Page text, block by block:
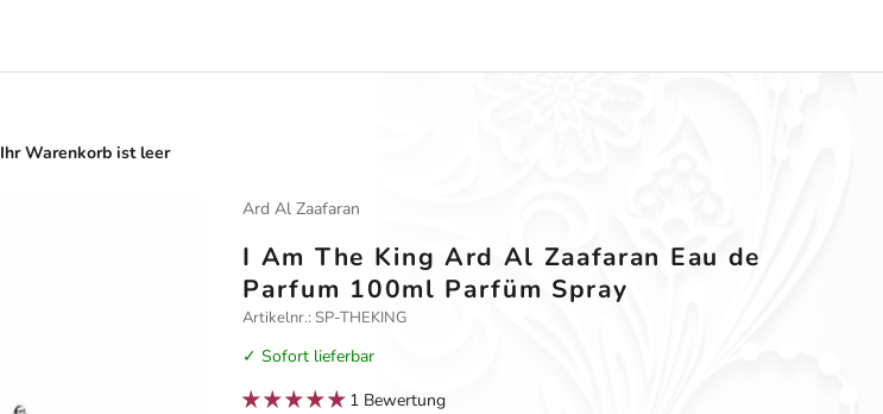
Ihr Warenkorb ist leer
Ard Al Zaafaran
I Am The King Ard Al Zaafaran Eau de
Parfum 100ml Parfüm Spray
Artikelnr.: SP-THEKING
✓ Sofort lieferbar
1 Bewertung